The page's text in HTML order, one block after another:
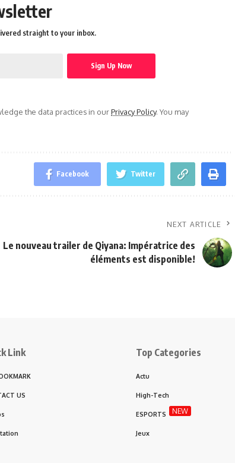
straight to your inbox.
the data practices in ourPrivacy Policy. You may
Facebook Twitter
NEXT ARTICLE
Le nouveau trailer de Qiyana: Impératrice des
éléments est disponible!
Link
US
Top Categories
Actu
High-Tech
ESPORTS NEW
Jeux